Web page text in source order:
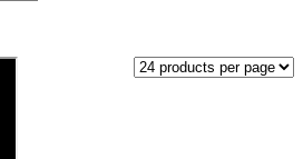
productpagina
Deze